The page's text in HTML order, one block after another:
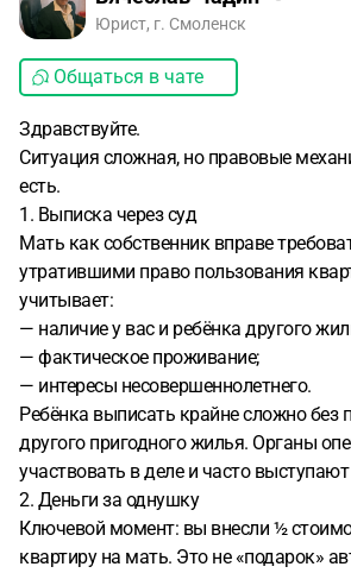
Юрист, г. Смоленск
Общаться в чате
Здравствуйте.
Ситуация сложная, но правовые
есть.
1. Выписка через суд
Мать как собственник вправе
утратившими право пользования
учитывает:
— наличие у вас и ребёнка другого
— фактическое проживание;
— интересы несовершеннолетнего.
Ребёнка выписать крайне сложно без
другого пригодного жилья. Органы
участвовать в деле и часто
2. Деньги за однушку
Ключевой момент: вы внесли ½
квартиру на мать. Это не «подарок»